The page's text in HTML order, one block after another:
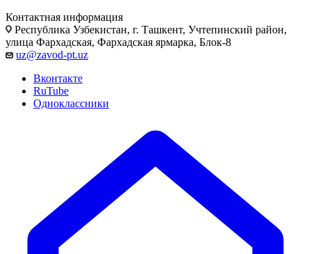
Контактная информация
Республика Узбекистан, г. Ташкент, Учтепинский район,
улица Фархадская, Фархадская ярмарка, Блок-8
uz@zavod-pt.uz
Вконтакте
RuTube
Одноклассники